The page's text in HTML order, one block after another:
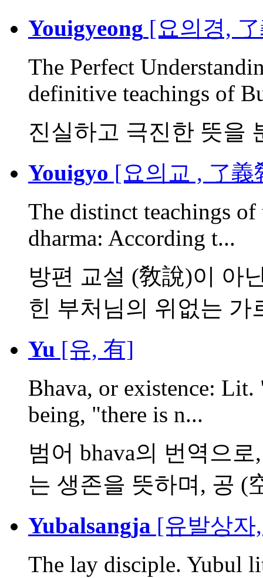
Youigyeong [요의경,
The Perfect
definitive teachings of
진실하고 극진한 뜻을
Youigyo [요의교 , 了義
The distinct teachings
dharma: According t...
방편 교설 (敎說)이 아
힌 부처님의 위없는 가
Yu [유, 有]
Bhava, or existence:
being, "there is n...
범어 bhava의 번역으
는 생존을 뜻하며, 공 (
Yubalsangja [유발상자
The lay disciple. Yubul